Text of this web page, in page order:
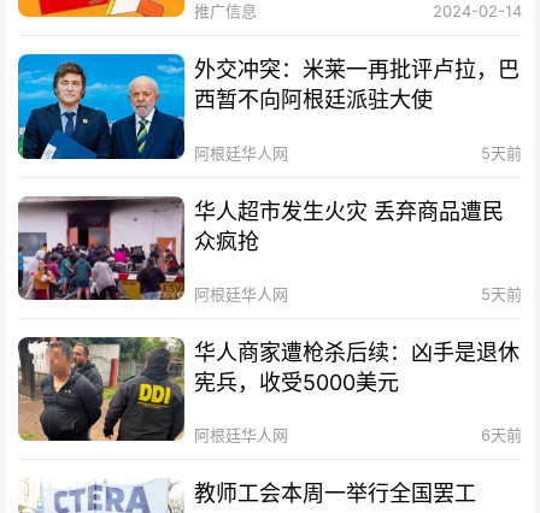
推广信息 2024-02-14
外交冲突：米莱一再批评卢拉，巴
西暂不向阿根廷派驻大使
阿根廷华人网 5天前
华人超市发生火灾 丢弃商品遭民
众疯抢
阿根廷华人网 5天前
华人商家遭枪杀后续：凶手是退休
宪兵，收受5000美元
阿根廷华人网 6天前
教师工会本周一举行全国罢工